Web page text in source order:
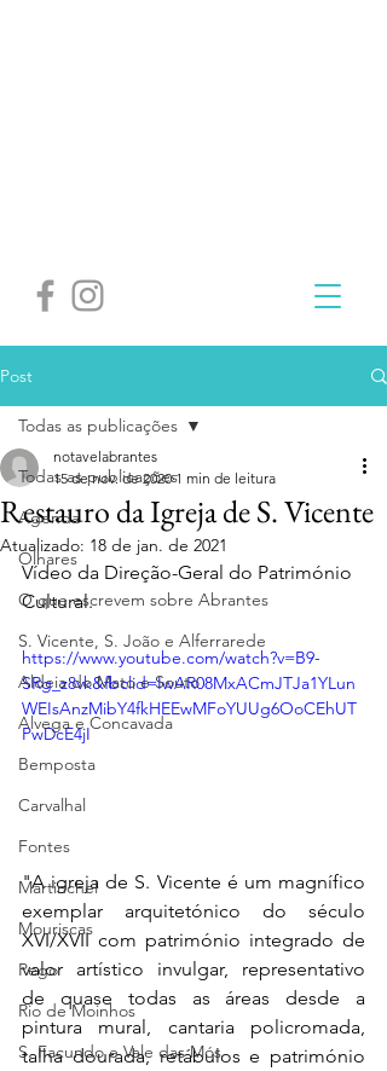
Post
Todas as publicações
Agenda
Olhares
O que escrevem sobre Abrantes
S. Vicente, S. João e Alferrarede
Aldeia do Mato e Souto
Alvega e Concavada
Bemposta
Carvalhal
Fontes
Martinchel
Mouriscas
Pego
Rio de Moinhos
S. Facundo e Vale das Mós
Todas as publicações
Restauro da Igreja de S. Vicente
notavelabrantes
15 de nov. de 2020 1 min de leitura
Atualizado: 18 de jan. de 2021
Vídeo da Direção-Geral do Património
Cultural.
https://www.youtube.com/watch?v=B9-
SRg_z8vk&fbclid=IwAR08MxACmJTJa1YLun
WEIsAnzMibY4fkHEEwMFoYUUg6OoCEhUT
PwDcE4jI
"A igreja de S. Vicente é um magnífico
exemplar arquitetónico do século
XVI/XVII com património integrado de
valor artístico invulgar, representativo
de quase todas as áreas desde a
pintura mural, cantaria policromada,
talha dourada, retábulos e património